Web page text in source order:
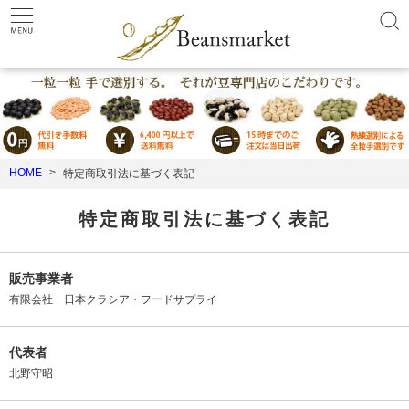
HOME 特定商取引法に基づく表記
特定商取引法に基づく表記
販売事業者
有限会社 日本クラシア・フードサプライ
代表者
北野守昭